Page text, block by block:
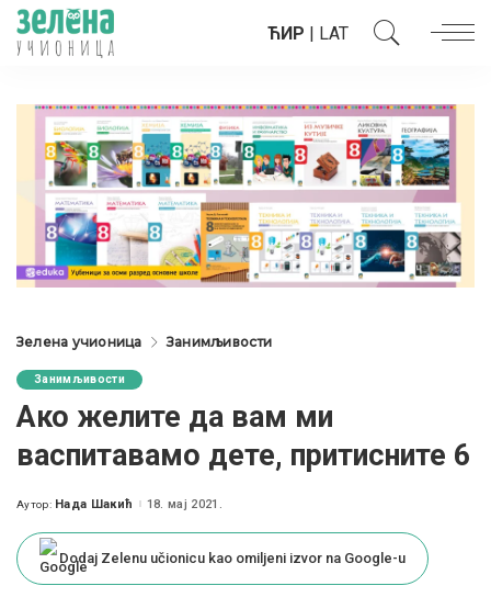
ЋИР | LAT
Зелена учионица Занимљивости
Занимљивости
Ако желите да вам ми
васпитавамо дете, притисните 6
Posted
Аутор: Нада Шакић 18. мај 2021.
Dodaj Zelenu učionicu kao omiljeni izvor na Google-u